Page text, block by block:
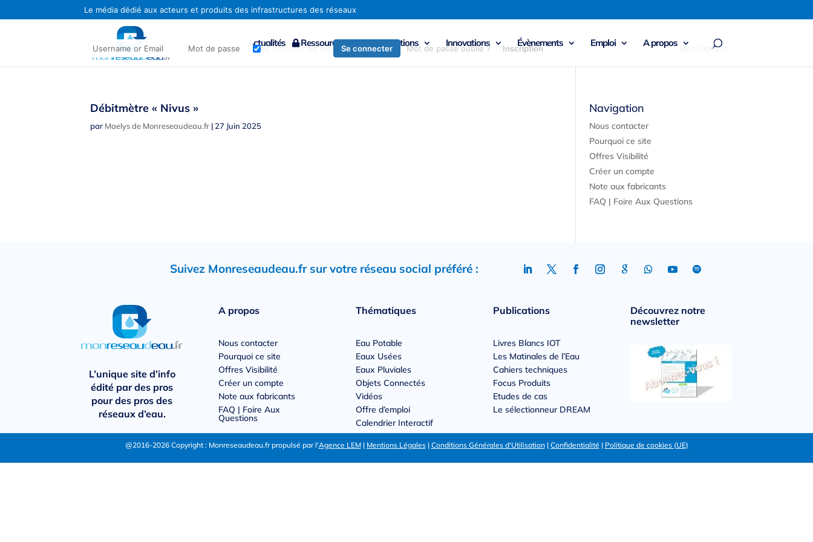
Actualités Ressources Publications Innovations Évènements Emploi A propos
Débitmètre « Nivus »
par Maelys de Monreseaudeau.fr | 27 Juin 2025
Navigation
Nous contacter
Pourquoi ce site
Offres Visibilité
Créer un compte
Note aux fabricants
FAQ | Foire Aux Questions
Suivez Monreseaudeau.fr sur votre réseau social préféré :
L’unique site d’info
édité par des pros
pour des pros des
réseaux d’eau.
A propos
Nous contacter
Pourquoi ce site
Offres Visibilité
Créer un compte
Note aux fabricants
FAQ | Foire Aux
Questions
Thématiques
Eau Potable
Eaux Usées
Eaux Pluviales
Objets Connectés
Vidéos
Offre d’emploi
Calendrier Interactif
Publications
Livres Blancs IOT
Les Matinales de l’Eau
Cahiers techniques
Focus Produits
Etudes de cas
Le sélectionneur DREAM
Découvrez notre
newsletter
@2016-2026 Copyright : Monreseaudeau.fr propulsé par l'Agence LEM| Mentions Légales| Conditions Générales d'Utilisation| Confidentialité | Politique de cookies (UE)
Identifiant ou adresse e-mail
Mot de passe
Se souvenir de moi Se connecter Mot de passe oublié ? Inscription Mon Compte